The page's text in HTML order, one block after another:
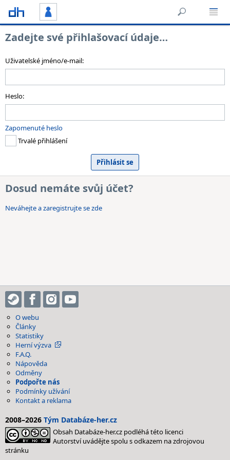
Zadejte své přihlašovací údaje…
Uživatelské jméno/e-mail:
Heslo:
Zapomenuté heslo
Trvalé přihlášení
Dosud nemáte svůj účet?
Neváhejte a zaregistrujte se zde
O webu
Články
Statistiky
Herní výzva
F.A.Q.
Nápověda
Odměny
Podpořte nás
Podmínky užívání
Kontakt a reklama
2008–2026 Tým Databáze-her.cz
Obsah Databáze-her.cz podléhá této licenci
Autorství uvádějte spolu s odkazem na zdrojovou
stránku